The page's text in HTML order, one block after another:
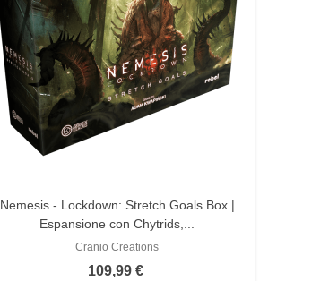
Nemesis - Lockdown: Stretch Goals Box |
Espansione con Chytrids,...
Cranio Creations
109,99 €